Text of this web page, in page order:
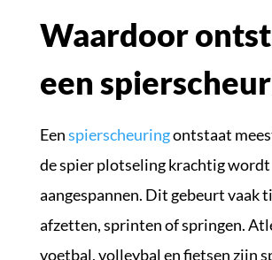
Waardoor
een
Eenspierscheuringontstaat
de spier plotseling krachtig wordt
aangespannen. Dit gebeurt vaak
afzetten, sprinten of springen.
voetbal, volleybal en fietsen zijn